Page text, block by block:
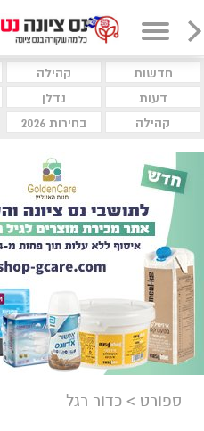
חדשות קהילה
דעות
נדלן
קהילה
בחירות 2026
ספורט > כדור רגל